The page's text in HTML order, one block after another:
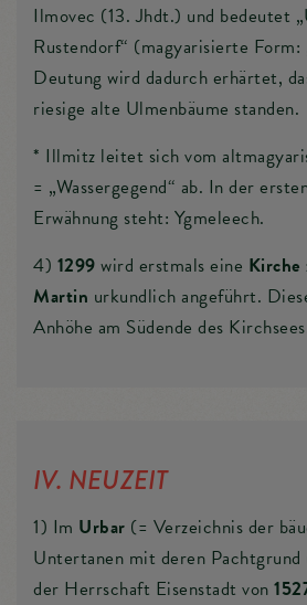
Ilmovec (13. Jhdt.) und bedeutet
Rustendorf“ (magyarisierte
Deutung wird dadurch erhärtet,
riesige alte Ulmenbäume standen.
* Illmitz leitet sich vom
= „Wassergegend“ ab. In der
Erwähnung steht: Ygmeleech.
4) 1299 wird erstmals eine Kirche
Martin urkundlich angeführt.
Anhöhe am Südende des
IV. NEUZEIT
1) Im Urbar (= Verzeichnis der
Untertanen mit deren Pachtgrund
der Herrschaft Eisenstadt von